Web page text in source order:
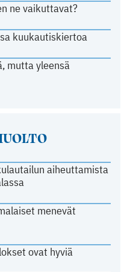
ne vaikuttavat?
kuukautiskiertoa
mutta yleensä
aiheuttamista
menevät
ovat hyviä